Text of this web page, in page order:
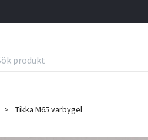
Tikka M65 varbygel